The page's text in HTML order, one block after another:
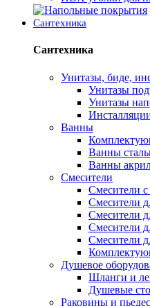
Сантехника
Сантехника
Унитазы, биде,
Унитазы
Унитазы
Ванны
Ванны
Ванны
Смесители
Смесители
Смесители
Смесители
Смесители
Смесители
Душевое
Шланги и
Душевые
Раковины и